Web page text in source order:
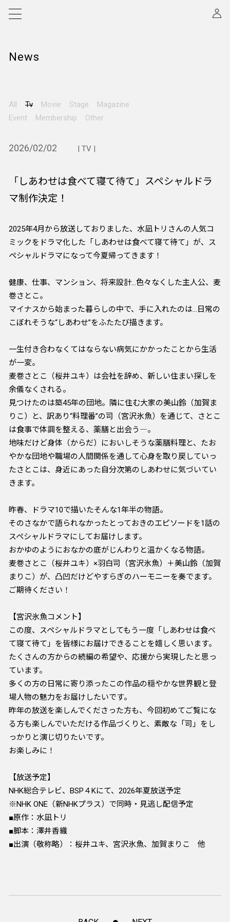
News
All Tv Movie Stage
Magazine
Event
Membership Other
2026/02/02 | TV |
「しあわせは食べて寝て待て」スペシャルドラ
マ制作決定！
2025年4月から放送しておりました、水凪トリさんの人気コ
ミックをドラマ化した「しあわせは食べて寝て待て」が、ス
ペシャルドラマになって今夏帰ってきます！
健康、仕事、マンション、将来設計…色々なくした主人公、麦
巻さとこ。
マイナスから始まった暮らしの中で、手に入れたのは…日常の
こぼれそうな“しあわせ”をふたたび描きます。
一生付き合わなくてはならない病気にかかったことから生活
が一変。
麦巻さとこ（桜井ユキ）は会社を辞め、新しい住まい探しを
余儀なくされる。
見つけたのは築45年の団地。隣に住む大家の美山鈴（加賀ま
りこ）と、訳あり“料理番”の司（宮沢氷魚）を通じて、さとこ
は食事で体調を整える、薬膳と出会う―。
地味だけど身体（からだ）においしそうな薬膳料理と、たお
やかな団地や職場の人間関係を通して心身を取り戻していっ
たさとこは、身近にあった自分次第のしあわせに気づいてい
きます。
昨春、ドラマ10で描いたそんな1年半の物語。
そのさなかで語られなかったとっておきのエピソードを1話の
スペシャルドラマにしてお届けします。
おかゆのようにおなかの底がじんわりと温かくなる物語。
麦巻さとこ（桜井ユキ）×羽白司（宮沢氷魚）＋美山鈴（加賀
まりこ）が、凸凹だけどやすらぎのハーモニーを奏でます。
ご期待ください！
【宮沢氷魚コメント】
この度、スペシャルドラマとしてもう一度「しあわせは食べ
て寝て待て」を皆様にお届けできることを嬉しく思います。
たくさんの方からの続編の希望や、応援から実現したと思っ
ています。
多くの方の日常に寄り添ったこの作品の穏やかな世界観と登
場人物の魅力をお届けしたいです。
昨年の放送を楽しんでくださった方も、今回初めてご覧にな
る方も楽しんでいただける作品づくりと、素敵な「司」をし
っかりと演じ切りたいです。
お楽しみに！
【放送予定】
NHK総合テレビ、BSP４Kにて、2026年夏放送予定
※NHK ONE（新NHKプラス）で同時・見逃し配信予定
■原作：水凪トリ
■脚本：澤井香織
■出演（敬称略）：桜井ユキ、宮沢氷魚、加賀まりこ 他